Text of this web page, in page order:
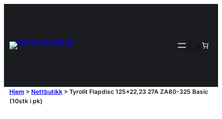
Hjem > Nettbutikk> Tyrolit Flapdisc 125×22,23 27A ZA80-325 Basic
(10stk i pk)